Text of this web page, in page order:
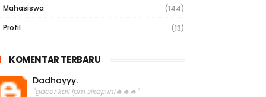
Mahasiswa
(144)
Profil
(13)
KOMENTAR TERBARU
Dadhoyyy.
"gacor kali lpm sikap ini🔥🔥🔥"